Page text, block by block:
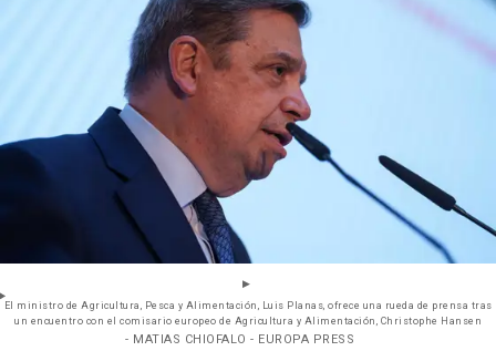
El ministro de Agricultura, Pesca y Alimentación, Luis Planas, ofrece una rueda de prensa tras
un encuentro con el comisario europeo de Agricultura y Alimentación, Christophe Hansen
- MATIAS CHIOFALO - EUROPA PRESS